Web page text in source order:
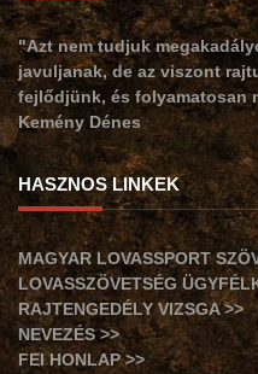
"Azt nem tudjuk
javuljanak, de az viszont
fejlődjünk, és folyamatosan
Kemény Dénes
HASZNOS LINKEK
MAGYAR LOVASSPORT
LOVASSZÖVETSÉG
RAJTENGEDÉLY VIZSGA >>
NEVEZÉS >>
FEI HONLAP >>